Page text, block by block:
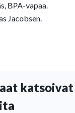
BPA-vapaa.
Jacobsen.
katsoivat